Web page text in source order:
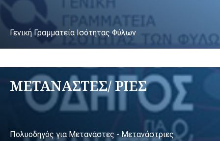
Γενική Γραμματεία Ισότητας Φύλων
ΜΕΤΑΝΑΣΤΕΣ/ ΡΙΕΣ
Πολυοδηγός για Μετανάστες - Μετανάστριες